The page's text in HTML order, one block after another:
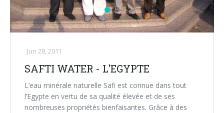
Jun 28, 2011
SAFTI WATER - L'EGYPTE
L’eau minérale naturelle Safi est connue dans tout
l’Egypte en vertu de sa qualité élevée et de ses
nombreuses propriétés bienfaisantes. Grâce à des